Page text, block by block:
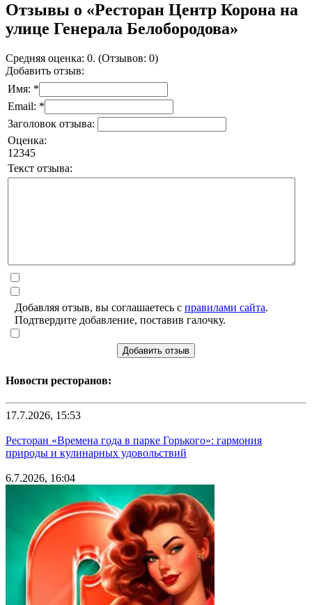
Отзывы о «Ресторан Центр Корона на
улице Генерала Белобородова»
Средняя оценка: 0. (Отзывов: 0)
Добавить отзыв:
Имя: *
Email: *
Заголовок отзыва:
Оценка:
1 2345
Текст отзыва:
Добавляя отзыв, вы соглашаетесь с правилами сайта.
Подтвердите добавление, поставив галочку.
Добавить отзыв
Новости ресторанов:
17.7.2026, 15:53
Ресторан «Времена года в парке Горького»: гармония
природы и кулинарных удовольствий
6.7.2026, 16:04